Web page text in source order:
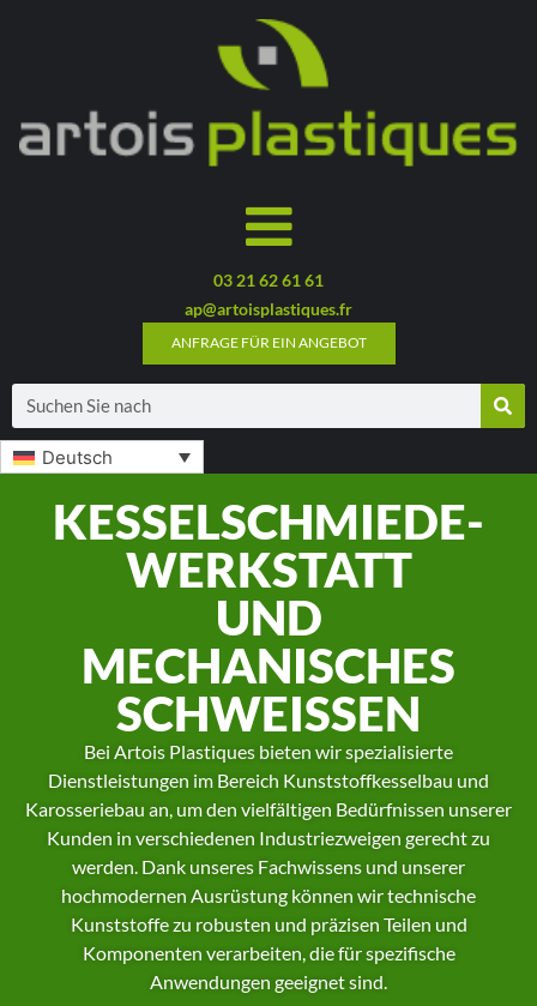
03 21 62 61 61
ap@artoisplastiques.fr
ANFRAGE FÜR EIN ANGEBOT
Deutsch
KESSELSCHMIEDE-
WERKSTATT
UND
MECHANISCHES
SCHWEISSEN
Bei Artois Plastiques bieten wir spezialisierte
Dienstleistungen im Bereich Kunststoffkesselbau und
Karosseriebau an, um den vielfältigen Bedürfnissen unserer
Kunden in verschiedenen Industriezweigen gerecht zu
werden. Dank unseres Fachwissens und unserer
hochmodernen Ausrüstung können wir technische
Kunststoffe zu robusten und präzisen Teilen und
Komponenten verarbeiten, die für spezifische
Anwendungen geeignet sind.